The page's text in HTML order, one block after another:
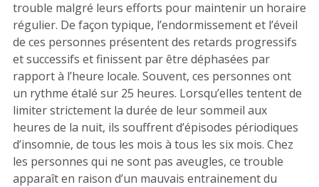
trouble malgré leurs efforts pour maintenir un horaire
régulier. De façon typique, l’endormissement et l’éveil
de ces personnes présentent des retards progressifs
et successifs et finissent par être déphasées par
rapport à l’heure locale. Souvent, ces personnes ont
un rythme étalé sur 25 heures. Lorsqu’elles tentent de
limiter strictement la durée de leur sommeil aux
heures de la nuit, ils souffrent d’épisodes périodiques
d’insomnie, de tous les mois à tous les six mois. Chez
les personnes qui ne sont pas aveugles, ce trouble
apparaît en raison d’un mauvais entrainement du